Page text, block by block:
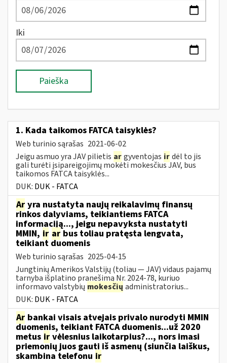
Iki
Paieška
1. Kada taikomos FATCA taisyklės?
Web turinio sąrašas 2021-06-02
Jeigu asmuo yra JAV pilietis argyventojas irdėl to jis
gali turėti įsipareigojimų mokėti mokesčius JAV, bus
taikomos FATCA taisyklės...
DUK: DUK - FATCA
Ar yra nustatyta naujų reikalavimų finansų
rinkos dalyviams, teikiantiems FATCA
informaciją..., jeigu nepavyksta nustatyti
MMIN, ir ar bus toliau pratęsta lengvata,
teikiant duomenis
Web turinio sąrašas 2025-04-15
Jungtinių Amerikos Valstijų (toliau — JAV) vidaus pajamų
tarnyba išplatino pranešimą Nr. 2024-78, kuriuo
informavo valstybių mokesčių administratorius...
DUK: DUK - FATCA
Ar bankai visais atvejais privalo nurodyti MMIN
duomenis, teikiant FATCA duomenis...už 2020
metus ir vėlesnius laikotarpius?..., nors imasi
priemonių juos gauti iš asmenų (siunčia laiškus,
skambina telefonu ir